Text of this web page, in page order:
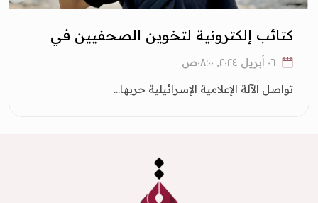
كتائب إلكترونية لتخوين الصحفيين في
غزة٠٦ أبريل ٢٠٢٤, ٠٨:٠٠ص
تواصل الآلة الإعلامية الإسرائيلية حربها...